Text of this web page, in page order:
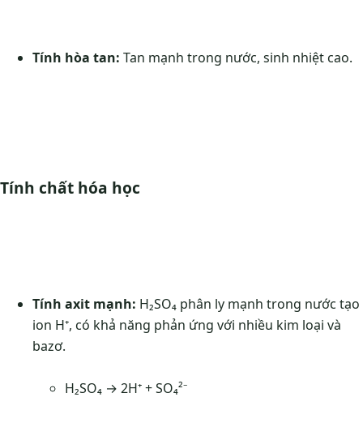
Tính hòa tan: Tan mạnh trong nước, sinh nhiệt cao.
Tính chất hóa học
Tính axit mạnh: H₂SO₄ phân ly mạnh trong nước tạo
ion H⁺, có khả năng phản ứng với nhiều kim loại và
bazơ.
H₂SO₄ → 2H⁺ + SO₄²⁻